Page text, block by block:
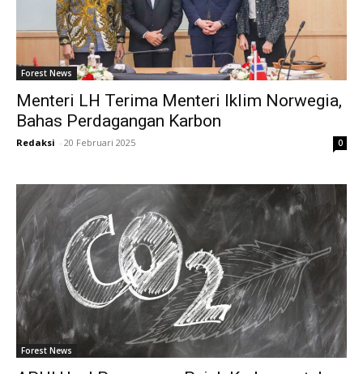
Forest News
Menteri LH Terima Menteri Iklim Norwegia,
Bahas Perdagangan Karbon
Redaksi - 20 Februari 2025 0
Forest News